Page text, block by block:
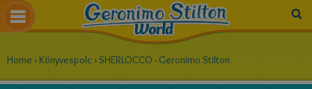
Home › Könyvespolc › SHERLOCCO - Geronimo Stilton